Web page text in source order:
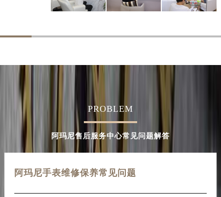
PROBLEM
阿玛尼售后服务中心常见问题解答
阿玛尼手表维修保养常见问题